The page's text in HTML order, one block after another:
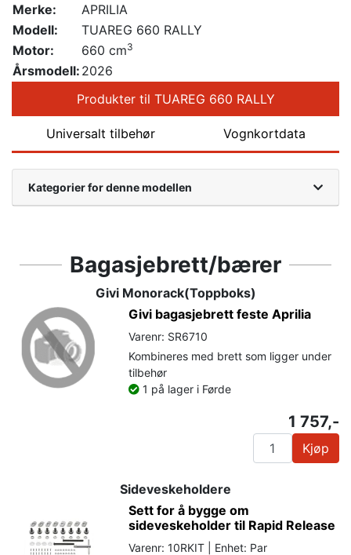
Merke:
APRILIA
Modell:
TUAREG 660 RALLY
Motor:
660 cm3
Årsmodell: 2026
Produkter til TUAREG 660 RALLY
Universalt tilbehør Vognkortdata
Kategorier for denne modellen
Bagasjebrett/bærer
Givi Monorack(Toppboks)
Givi bagasjebrett feste Aprilia
Varenr: SR6710
Kombineres med brett som ligger under
tilbehør
1 på lager i Førde
1 757,-
Kjøp
Sideveskeholdere
Sett for å bygge om
sideveskeholder til Rapid Release
Varenr: 10RKIT | Enhet: Par